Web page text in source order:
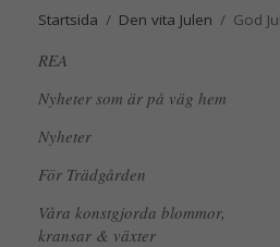
Startsida / Den vita Julen / God
REA
Nyheter som är på väg hem
Nyheter
För Trädgården
Våra konstgjorda blommor,
kransar & växter